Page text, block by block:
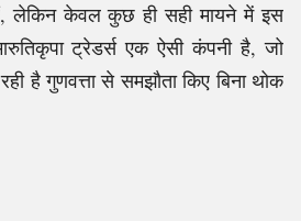
लेकिन केवल कुछ ही सही मायने में इस
ट्रेडर्स एक ऐसी कंपनी है, जो
है गुणवत्ता से समझौता किए बिना थोक
विश्वसनीय ट्रेडर, सप्लायर के रूप में